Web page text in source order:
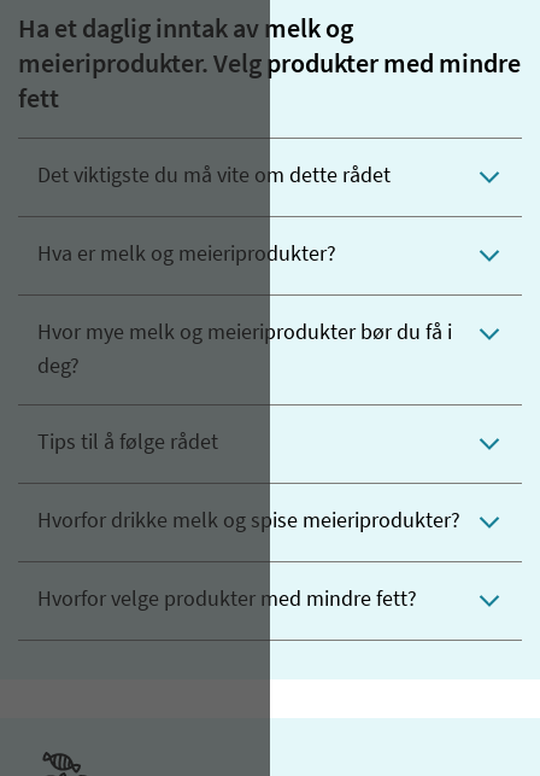
Ha et daglig inntak av melk og
meieriprodukter. Velg produkter med mindre
fett
Det viktigste du må vite om dette rådet
Hva er melk og meieriprodukter?
Hvor mye melk og meieriprodukter bør du få i
deg?
Tips til å følge rådet
Hvorfor drikke melk og spise meieriprodukter?
Hvorfor velge produkter med mindre fett?